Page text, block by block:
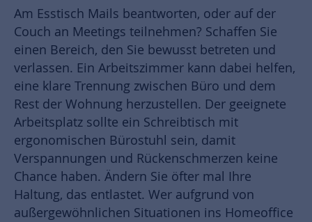
Am Esstisch Mails beantworten, oder auf der
Couch an Meetings teilnehmen? Schaffen Sie
einen Bereich, den Sie bewusst betreten und
verlassen. Ein Arbeitszimmer kann dabei helfen,
eine klare Trennung zwischen Büro und dem
Rest der Wohnung herzustellen. Der geeignete
Arbeitsplatz sollte ein Schreibtisch mit
ergonomischen Bürostuhl sein, damit
Verspannungen und Rückenschmerzen keine
Chance haben. Ändern Sie öfter mal Ihre
Haltung, das entlastet. Wer aufgrund von
außergewöhnlichen Situationen ins Homeoffice